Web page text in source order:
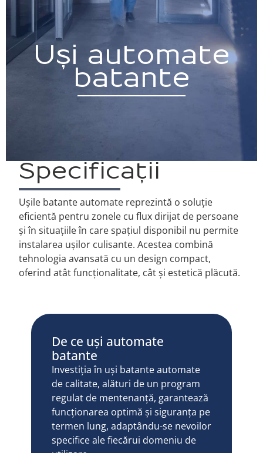
Uși automate
batante
Specificații
Ușile batante automate reprezintă o soluție
eficientă pentru zonele cu flux dirijat de persoane
și în situațiile în care spațiul disponibil nu permite
instalarea ușilor culisante. Acestea combină
tehnologia avansată cu un design compact,
oferind atât funcționalitate, cât și estetică plăcută.
De ce uși automate
batante
Investiția în uși batante automate
de calitate, alături de un program
regulat de mentenanță, garantează
funcționarea optimă și siguranța pe
termen lung, adaptându-se nevoilor
specifice ale fiecărui domeniu de